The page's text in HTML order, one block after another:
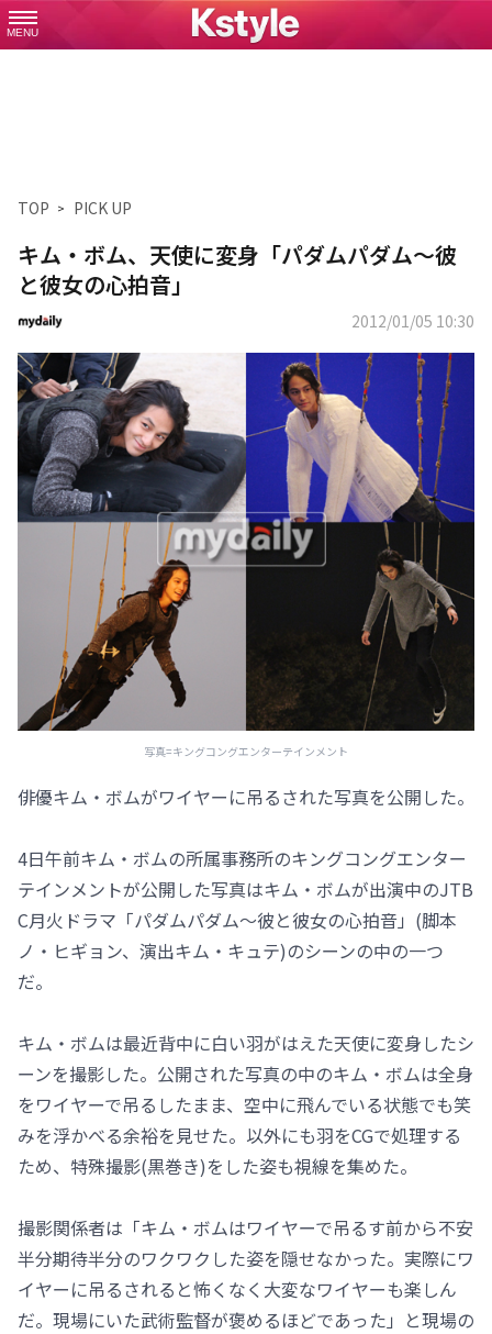
MENU
TOP PICK UP
キム・ボム、天使に変身「パダムパダム～彼
と彼女の心拍音」
2012/01/05 10:30
写真=キングコングエンターテインメント
俳優キム・ボムがワイヤーに吊るされた写真を公開した。
4日午前キム・ボムの所属事務所のキングコングエンター
テインメントが公開した写真はキム・ボムが出演中のJTB
C月火ドラマ「パダムパダム～彼と彼女の心拍音」(脚本
ノ・ヒギョン、演出キム・キュテ)のシーンの中の一つ
だ。
キム・ボムは最近背中に白い羽がはえた天使に変身したシ
ーンを撮影した。公開された写真の中のキム・ボムは全身
をワイヤーで吊るしたまま、空中に飛んでいる状態でも笑
みを浮かべる余裕を見せた。以外にも羽をCGで処理する
ため、特殊撮影(黒巻き)をした姿も視線を集めた。
撮影関係者は「キム・ボムはワイヤーで吊るす前から不安
半分期待半分のワクワクした姿を隠せなかった。実際にワ
イヤーに吊るされると怖くなく大変なワイヤーも楽しん
だ。現場にいた武術監督が褒めるほどであった」と現場の